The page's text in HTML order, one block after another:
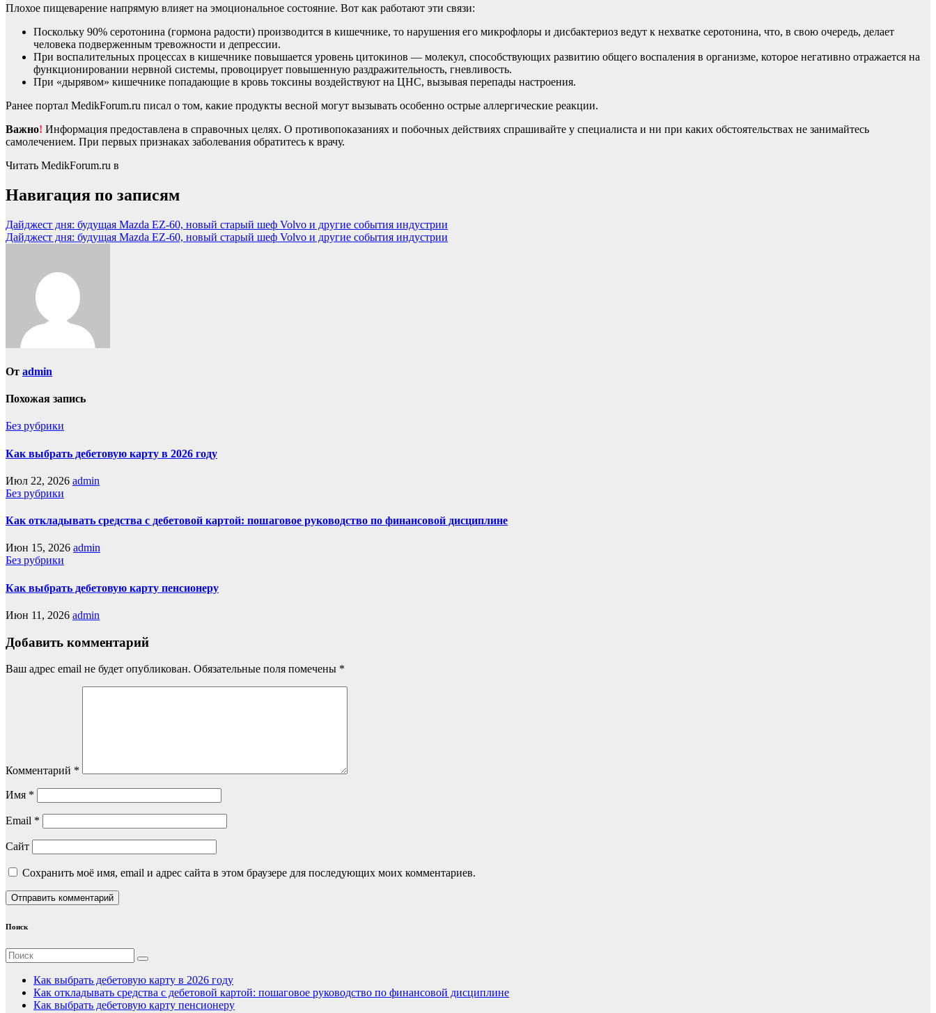
Плохое пищеварение напрямую влияет на эмоциональное состояние. Вот как работают эти связи:
Поскольку 90% серотонина (гормона радости) производится в кишечнике, то нарушения его микрофлоры и дисбактериоз ведут к нехватке серотонина, что, в свою очередь, делает
человека подверженным тревожности и депрессии.
При воспалительных процессах в кишечнике повышается уровень цитокинов — молекул, способствующих развитию общего воспаления в организме, которое негативно отражается на
функционировании нервной системы, провоцирует повышенную раздражительность, гневливость.
При «дырявом» кишечнике попадающие в кровь токсины воздействуют на ЦНС, вызывая перепады настроения.
Ранее портал MedikForum.ru писал о том, какие продукты весной могут вызывать особенно острые аллергические реакции.
Важно! Информация предоставлена в справочных целях. О противопоказаниях и побочных действиях спрашивайте у специалиста и ни при каких обстоятельствах не занимайтесь
самолечением. При первых признаках заболевания обратитесь к врачу.
Читать MedikForum.ru в
Навигация по записям
Дайджест дня: будущая Mazda EZ-60, новый старый шеф Volvo и другие события индустрии
Дайджест дня: будущая Mazda EZ-60, новый старый шеф Volvo и другие события индустрии
От admin
Похожая запись
Без рубрики
Как выбрать дебетовую карту в 2026 году
Июл 22, 2026 admin
Без рубрики
Как откладывать средства с дебетовой картой: пошаговое руководство по финансовой дисциплине
Июн 15, 2026 admin
Без рубрики
Как выбрать дебетовую карту пенсионеру
Июн 11, 2026 admin
Добавить комментарий
Ваш адрес email не будет опубликован. Обязательные поля помечены *
Комментарий *
Имя *
Email *
Сайт
Сохранить моё имя, email и адрес сайта в этом браузере для последующих моих комментариев.
Поиск
Как выбрать дебетовую карту в 2026 году
Как откладывать средства с дебетовой картой: пошаговое руководство по финансовой дисциплине
Как выбрать дебетовую карту пенсионеру